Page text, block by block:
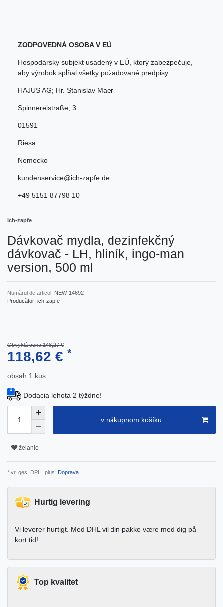
ZODPOVEDNÁ OSOBA V EÚ
Hospodársky subjekt usadený v EÚ, ktorý zabezpečuje,
aby výrobok spĺňal všetky požadované predpisy.
HAJUS AG; Hr. Stanislav Maer
Spinnereistraße 3
01591
Riesa
Nemecko
kundenservice@ich-zapfe.de
+49 5151 87798 10
Ich-zapfe
Dávkovač mydla, dezinfekčný
dávkovač - LH, hliník, ingo-man
version, 500 ml
Numărul de articol: NEW-14692
Producător: ich-zapfe
Obvyklá cena 148,27 €
118,62 € *
obsah 1 kus
Dodacia lehota 2 týždne!
v nákupnom košíku
želanie
* vr. ges. DPH. plus. Doprava
Hurtig levering
Vi leverer hurtigt. Med DHL vil din pakke være med dig på
kort tid!
Top kvalitet